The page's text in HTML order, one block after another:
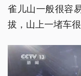
雀儿山一般很容
拔，山上一堵车